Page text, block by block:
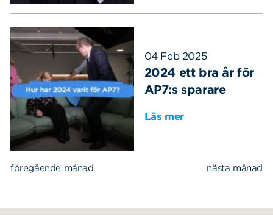
04 Feb 2025
2024 ett bra år för
AP7:s sparare
Läs mer
föregående månad nästa månad